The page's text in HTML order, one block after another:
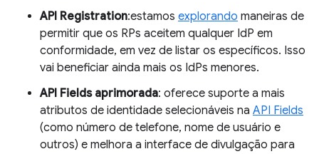
API Registration:estamos explorando maneiras de
permitir que os RPs aceitem qualquer IdP em
conformidade, em vez de listar os específicos. Isso
vai beneficiar ainda mais os IdPs menores.
API Fields aprimorada: oferece suporte a mais
atributos de identidade selecionáveis na API Fields
(como número de telefone, nome de usuário e
outros) e melhora a interface de divulgação para